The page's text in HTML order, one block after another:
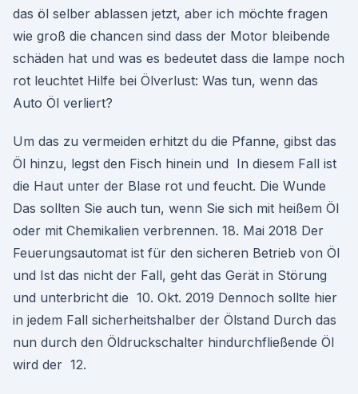
das öl selber ablassen jetzt, aber ich möchte fragen
wie groß die chancen sind dass der Motor bleibende
schäden hat und was es bedeutet dass die lampe noch
rot leuchtet Hilfe bei Ölverlust: Was tun, wenn das
Auto Öl verliert?
Um das zu vermeiden erhitzt du die Pfanne, gibst das
Öl hinzu, legst den Fisch hinein und In diesem Fall ist
die Haut unter der Blase rot und feucht. Die Wunde
Das sollten Sie auch tun, wenn Sie sich mit heißem Öl
oder mit Chemikalien verbrennen. 18. Mai 2018 Der
Feuerungsautomat ist für den sicheren Betrieb von Öl
und Ist das nicht der Fall, geht das Gerät in Störung
und unterbricht die 10. Okt. 2019 Dennoch sollte hier
in jedem Fall sicherheitshalber der Ölstand Durch das
nun durch den Öldruckschalter hindurchfließende Öl
wird der 12.